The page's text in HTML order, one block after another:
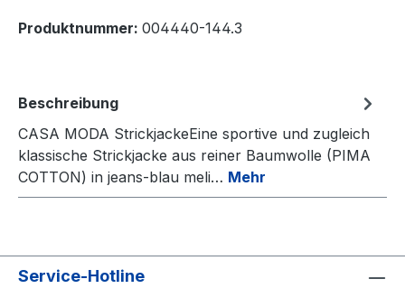
Produktnummer: 004440-144.3
Beschreibung
CASA MODA StrickjackeEine sportive und zugleich
klassische Strickjacke aus reiner Baumwolle (PIMA
COTTON) in jeans-blau meli… Mehr
Service-Hotline